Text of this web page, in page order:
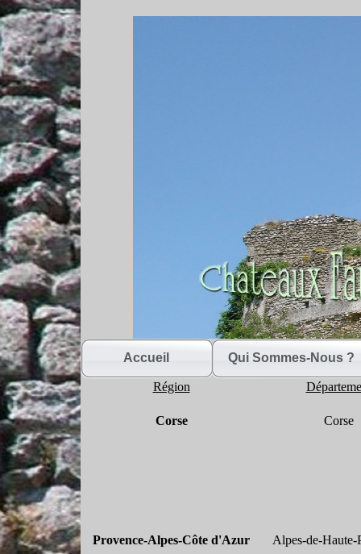
Accueil Qui Sommes-Nous ?
Région
Corse Corse
Provence-Alpes-Côte d'Azur Alpes-de-Haute-